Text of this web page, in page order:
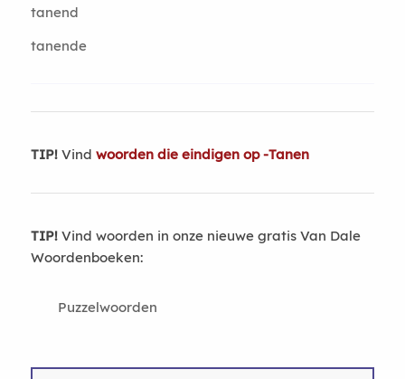
tanend
tanende
TIP!Vind woorden die eindigen op -Tanen
TIP!Vind woorden in onze nieuwe gratis Van Dale
Woordenboeken:
Puzzelwoorden